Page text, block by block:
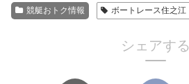
競艇おトク情報 ボートレース住之江
シェアする